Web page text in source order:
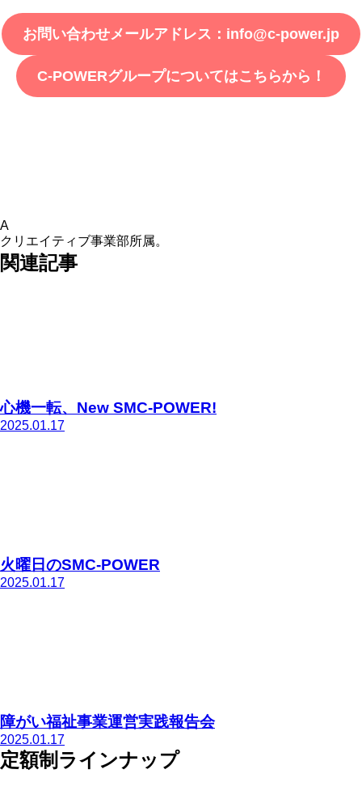
お問い合わせメールアドレス：info@c-power.jp
C-POWERグループについてはこちらから！
A
クリエイティブ事業部所属。
関連記事
心機一転、New SMC-POWER!
2025.01.17
火曜日のSMC-POWER
2025.01.17
障がい福祉事業運営実践報告会
2025.01.17
定額制ラインナップ